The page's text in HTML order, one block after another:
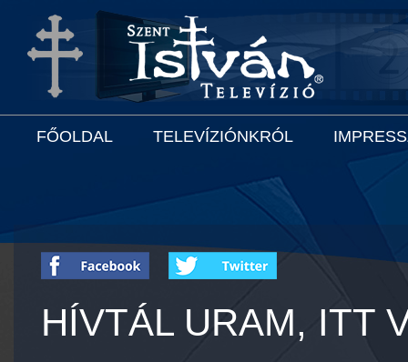
FŐOLDAL TELEVÍZIÓNKRÓL
HÍVTÁL URAM, ITT